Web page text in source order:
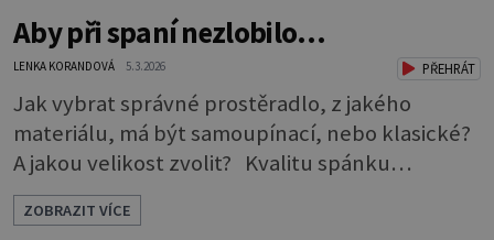
Aby při spaní nezlobilo…
LENKA KORANDOVÁ 5.3.2026 PŘEHRÁT
Jak vybrat správné prostěradlo, z jakého
materiálu, má být samoupínací, nebo klasické?
A jakou velikost zvolit? Kvalitu spánku
neovlivňuje jen postel a matrace, důležitý je i
správný výběr prostěradla. Až si ho půjdete
ZOBRAZIT VÍCE